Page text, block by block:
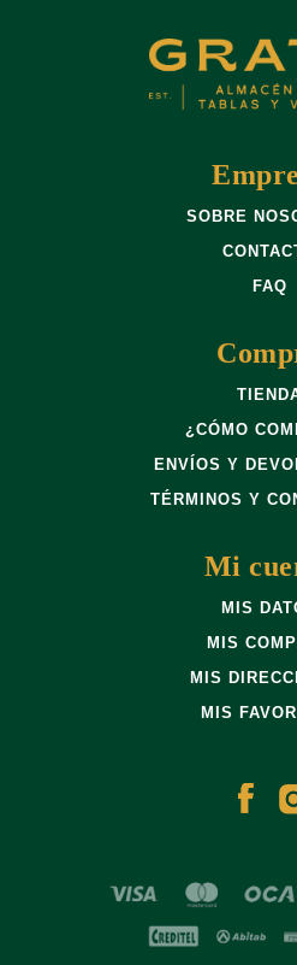
SOBRE
FAQ
¿CÓMO
ENVÍOS Y
TÉRMINOS Y
Mi
MIS
MIS
MIS
MIS